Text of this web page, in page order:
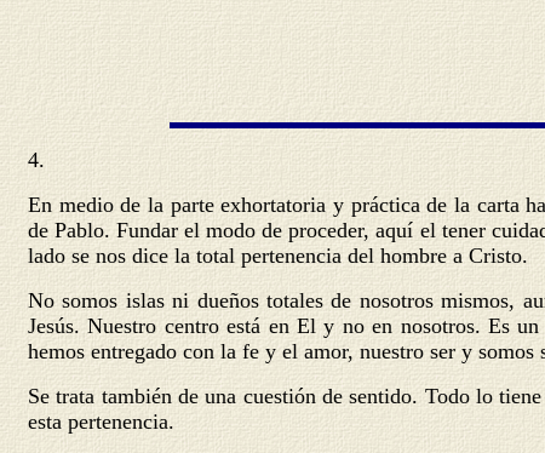
4.
En medio de la parte exhortatoria y práctica de la carta
de Pablo. Fundar el modo de proceder, aquí el tener
lado se nos dice la total pertenencia del hombre a Cristo.
No somos islas ni dueños totales de nosotros mismos,
Jesús. Nuestro centro está en El y no en nosotros. Es
hemos entregado con la fe y el amor, nuestro ser y somos
Se trata también de una cuestión de sentido. Todo lo
esta pertenencia.